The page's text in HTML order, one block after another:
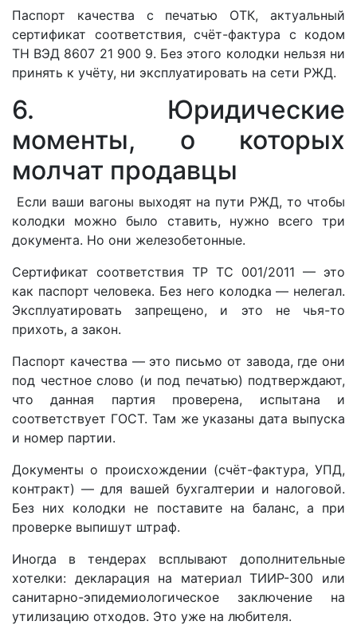
Паспорт качества с печатью ОТК, актуальный
сертификат соответствия, счёт-фактура с кодом
ТН ВЭД 8607 21 900 9. Без этого колодки нельзя ни
принять к учёту, ни эксплуатировать на сети РЖД.
6. Юридические
моменты, о которых
молчат продавцы
Если ваши вагоны выходят на пути РЖД, то чтобы
колодки можно было ставить, нужно всего три
документа. Но они железобетонные.
Сертификат соответствия ТР ТС 001/2011 — это
как паспорт человека. Без него колодка — нелегал.
Эксплуатировать запрещено, и это не чья-то
прихоть, а закон.
Паспорт качества — это письмо от завода, где они
под честное слово (и под печатью) подтверждают,
что данная партия проверена, испытана и
соответствует ГОСТ. Там же указаны дата выпуска
и номер партии.
Документы о происхождении (счёт-фактура, УПД,
контракт) — для вашей бухгалтерии и налоговой.
Без них колодки не поставите на баланс, а при
проверке выпишут штраф.
Иногда в тендерах всплывают дополнительные
хотелки: декларация на материал ТИИР-300 или
санитарно-эпидемиологическое заключение на
утилизацию отходов. Это уже на любителя.